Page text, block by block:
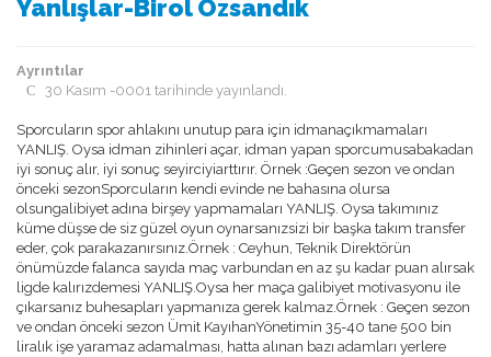
Yanlışlar-Birol Özsandık
Ayrıntılar
30 Kasım -0001 tarihinde yayınlandı.
Sporcuların spor ahlakını unutup para için idmanaçıkmamaları
YANLIŞ. Oysa idman zihinleri açar, idman yapan sporcumusabakadan
iyi sonuç alır, iyi sonuç seyirciyiarttırır. Örnek :Geçen sezon ve ondan
önceki sezonSporcuların kendi evinde ne bahasına olursa
olsungalibiyet adına birşey yapmamaları YANLIŞ. Oysa takımınız
küme düşse de siz güzel oyun oynarsanızsizi bir başka takım transfer
eder, çok parakazanırsınız.Örnek : Ceyhun, Teknik Direktörün
önümüzde falanca sayıda maç varbundan en az şu kadar puan alırsak
ligde kalırızdemesi YANLIŞ.Oysa her maça galibiyet motivasyonu ile
çıkarsanız buhesapları yapmanıza gerek kalmaz.Örnek : Geçen sezon
ve ondan önceki sezon Ümit KayıhanYönetimin 35-40 tane 500 bin
liralık işe yaramaz adamalması, hatta alınan bazı adamları yerlere